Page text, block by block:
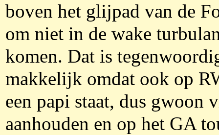
boven het glijpad van de
om niet in de wake
komen. Dat is
makkelijk omdat ook op
een papi staat, dus gwoon
aanhouden en op het GA